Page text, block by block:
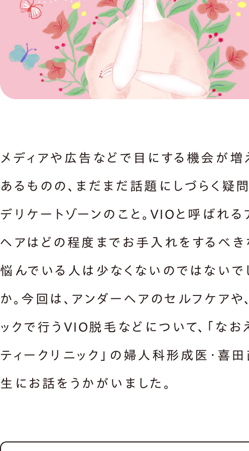
メディアや広告などで目にする機会が増
あるものの、まだまだ話題にしづらく疑
デリケートゾーンのこと。VIOと呼ばれる
ヘアはどの程度までお手入れをするべき
悩んでいる人は少なくないのではないで
か。今回は、アンダーヘアのセルフケアや
ックで行うVIO脱毛などについて、「なお
ティークリニック」の婦人科形成医・喜
生にお話をうかがいました。